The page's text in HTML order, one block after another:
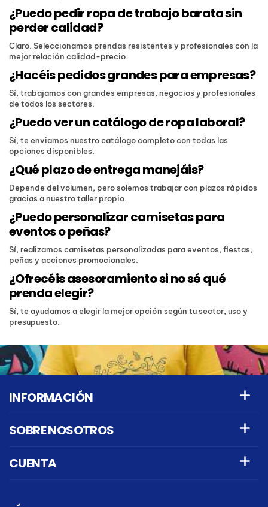
¿Puedo pedir ropa de trabajo barata sin
perder calidad?
Claro. Seleccionamos prendas resistentes y profesionales con la
mejor relación calidad-precio.
¿Hacéis pedidos grandes para empresas?
Sí, trabajamos con grandes empresas, negocios y profesionales
de todos los sectores.
¿Puedo ver un catálogo de ropa laboral?
Sí, te enviamos nuestro catálogo completo con todas las
opciones disponibles.
¿Qué plazo de entrega manejáis?
Depende del volumen, pero solemos trabajar con plazos rápidos
gracias a nuestro taller propio.
¿Puedo personalizar camisetas para
eventos o peñas?
Sí, realizamos camisetas personalizadas para eventos, fiestas,
peñas y acciones promocionales.
¿Ofrecéis asesoramiento si no sé qué
prenda elegir?
Sí, te ayudamos a elegir la mejor opción según tu sector, uso y
presupuesto.
INFORMACIÓN
SOBRE NOSOTROS
CUENTA